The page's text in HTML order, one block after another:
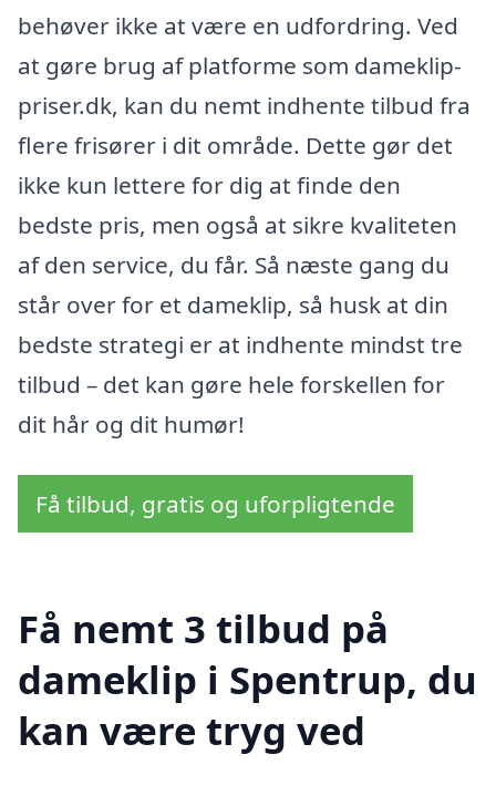
behøver ikke at være en udfordring. Ved
at gøre brug af platforme som dameklip-
priser.dk, kan du nemt indhente tilbud fra
flere frisører i dit område. Dette gør det
ikke kun lettere for dig at finde den
bedste pris, men også at sikre kvaliteten
af den service, du får. Så næste gang du
står over for et dameklip, så husk at din
bedste strategi er at indhente mindst tre
tilbud – det kan gøre hele forskellen for
dit hår og dit humør!
Få tilbud, gratis og uforpligtende
Få nemt 3 tilbud på
dameklip i Spentrup, du
kan være tryg ved